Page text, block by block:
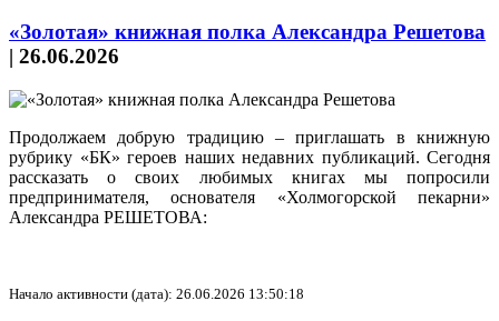
«Золотая» книжная полка Александра Решетова
| 26.06.2026
Продолжаем добрую традицию – приглашать в книжную
рубрику «БК» героев наших недавних публикаций. Сегодня
рассказать о своих любимых книгах мы попросили
предпринимателя, основателя «Холмогорской пекарни»
Александра РЕШЕТОВА:
Начало активности (дата): 26.06.2026 13:50:18